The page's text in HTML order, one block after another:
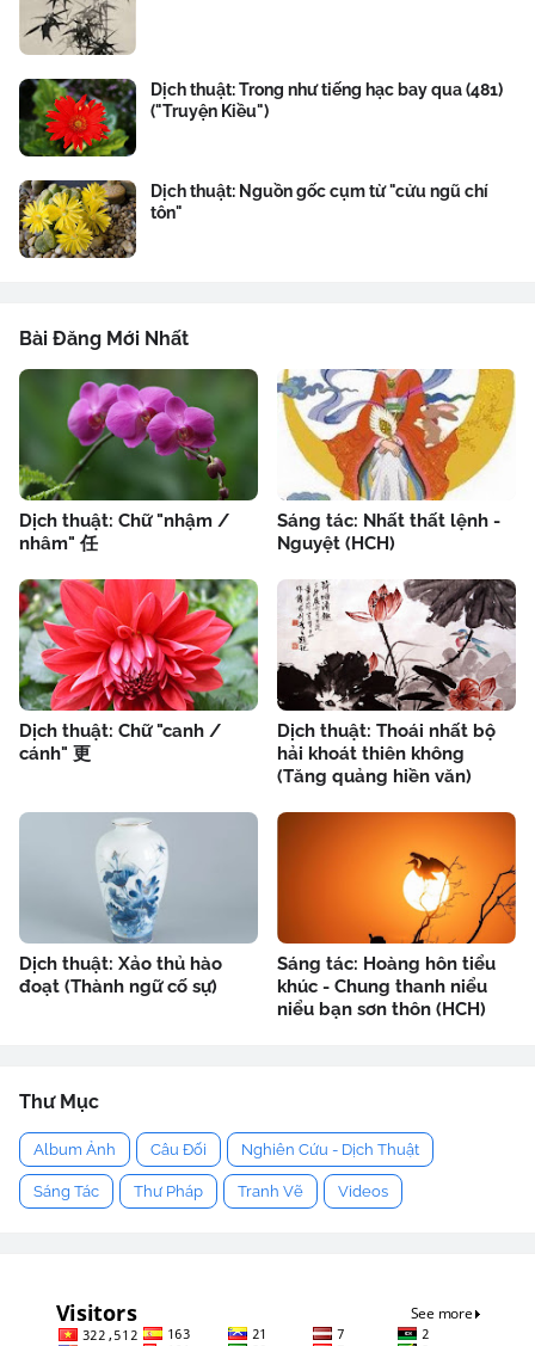
Dịch thuật: Trong như tiếng hạc bay qua (481)
("Truyện Kiều")
Dịch thuật: Nguồn gốc cụm từ "cửu ngũ chí
tôn"
Bài Đăng Mới Nhất
Dịch thuật: Chữ "nhậm /
nhâm" 任
Sáng tác: Nhất thất lệnh -
Nguyệt (HCH)
Dịch thuật: Chữ "canh /
cánh" 更
Dịch thuật: Thoái nhất bộ
hải khoát thiên không
(Tăng quảng hiền văn)
Dịch thuật: Xảo thủ hào
đoạt (Thành ngữ cố sự)
Sáng tác: Hoàng hôn tiểu
khúc - Chung thanh niểu
niểu bạn sơn thôn (HCH)
Thư Mục
Album Ảnh Câu Đối Nghiên Cứu - Dịch Thuật
Sáng Tác Thư Pháp Tranh Vẽ Videos